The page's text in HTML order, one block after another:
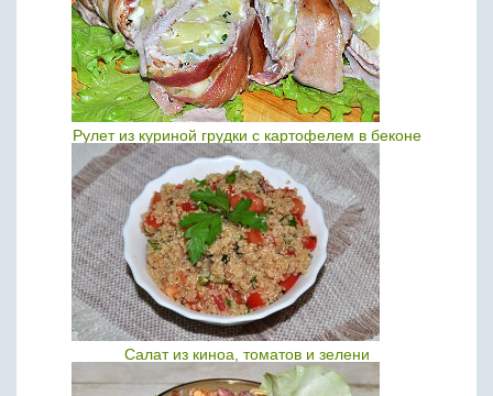
Рулет из куриной грудки с картофелем в беконе
Салат из киноа, томатов и зелени